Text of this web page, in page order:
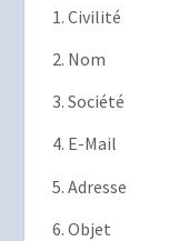
Civilité
Nom
Société
E-Mail
Adresse
Objet